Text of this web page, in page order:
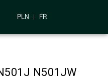
PLN FR
N501JW